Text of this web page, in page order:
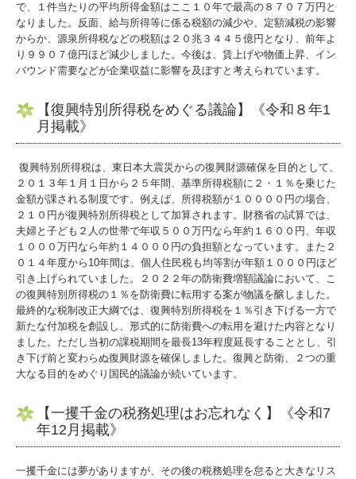
で、１件当たりの平均所得金額はここ１０年で最高の８７０７万円と
なりました。反面、給与所得等に係る税額の減少や、定額減税の影響
からか、源泉所得税などの税額は２０兆３４４５億円となり、前年よ
り９９０７億円ほど減少しました。今後は、賃上げや物価上昇、イン
バウンド需要などが企業収益に影響を及ぼすと考えられています。
【復興特別所得税をめぐる議論】《令和８年1
月掲載》
復興特別所得税は、東日本大震災からの復興財源確保を目的として、
２０１３年１月１日から２５年間、基準所得税額に２・１％を乗じた
金額が課される制度です。例えば、所得税額が１００００円の場合、
２１０円が復興特別所得税として加算されます。財務省の試算では、
夫婦と子ども２人の世帯で年収５００万円なら年約１６００円、年収
１０００万円なら年約１４０００円の負担額となっています。また２
０１４年度から10年間は、個人住民税も均等割が年額１０００円ほど
引き上げられていました。２０２２年の防衛費増額議論において、こ
の復興特別所得税の１％を防衛費に転用する案が物議を醸しました。
最終的な税制改正大綱では、復興特別所得税を１％引き下げる一方で
新たな付加税を創設し、形式的に防衛費への転用を避けた内容となり
ました。ただし当初の課税期間を最長13年程度延長することとし、引
き下げ前と変わらぬ復興財源を確保しました。復興と防衛、２つの重
大なる目的をめぐり国民的議論が続いています。
【一攫千金の税務処理はお忘れなく】《令和7
年12月掲載》
一攫千金には夢がありますが、その後の税務処理を怠ると大きなリス